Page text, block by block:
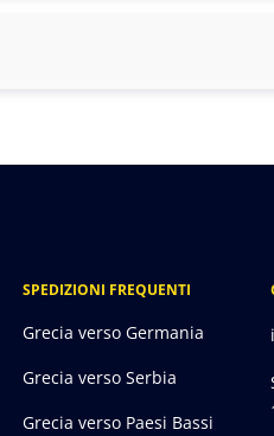
SPEDIZIONI FREQUENTI
Grecia verso Germania
Grecia verso Serbia
Grecia verso Paesi Bassi